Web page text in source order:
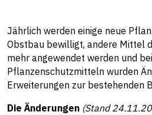
Jährlich werden einige neue
Obstbau bewilligt, andere Mittel
mehr angewendet werden und
Pflanzenschutzmitteln wurden
Erweiterungen zur bestehenden
Die Änderungen (Stand